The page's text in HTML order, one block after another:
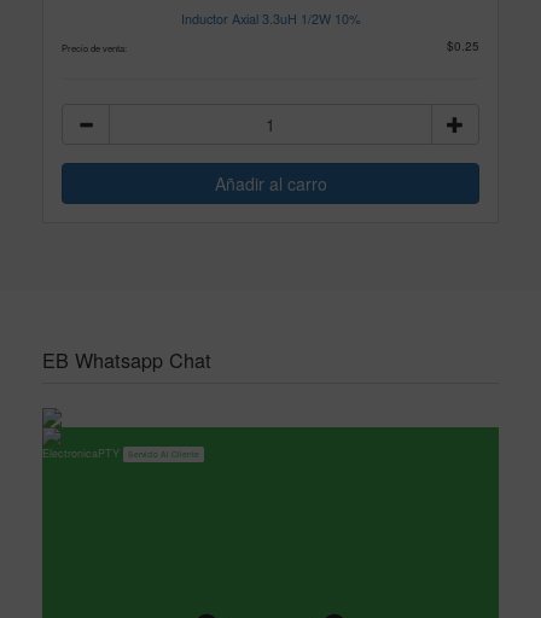
Inductor Axial 3.3uH 1/2W 10%
Precio de venta: $0.25
EB Whatsapp Chat
ElectronicaPTY Servicio Al Cliente